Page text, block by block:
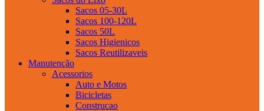
Sacos 05-30L
Sacos 100-120L
Sacos 50L
Sacos Higienicos
Sacos Reutilizaveis
Manutenção
Acessorios
Auto e Motos
Bicicletas
Construcao